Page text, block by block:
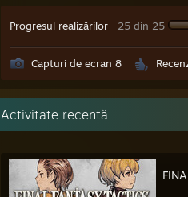
Progresul realizărilor 25 din 25
Capturi de ecran 8
Activitate recentă